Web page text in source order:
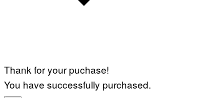
Thank for your puchase!
You have successfully purchased.